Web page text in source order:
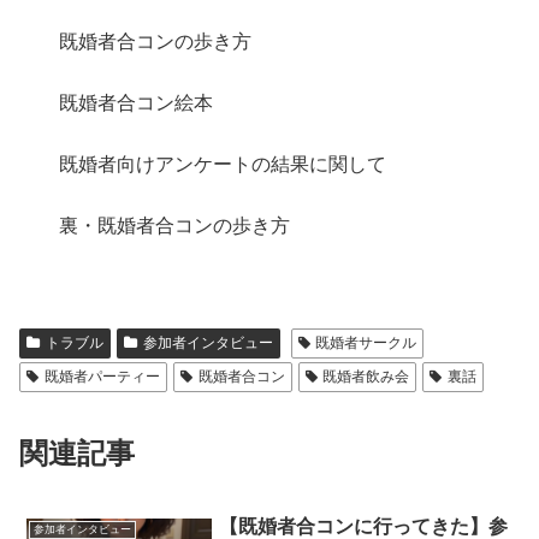
既婚者合コンの歩き方
既婚者合コン絵本
既婚者向けアンケートの結果に関して
裏・既婚者合コンの歩き方
トラブル 参加者インタビュー
既婚者サークル
既婚者パーティー
既婚者合コン 既婚者飲み会 裏話
関連記事
参加者インタビュー
【既婚者合コンに行ってきた】参